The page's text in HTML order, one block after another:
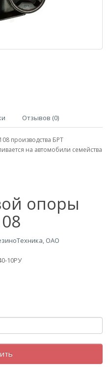
Отзывов (0)
производства БРТ
на автомобили семейства
опоры
ОАО
10РУ